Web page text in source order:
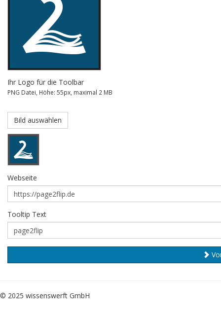
Ihr Logo für die Toolbar
PNG Datei, Höhe: 55px, maximal 2 MB
Bild auswählen
Webseite
Tooltip Text
© 2025 wissenswerft GmbH